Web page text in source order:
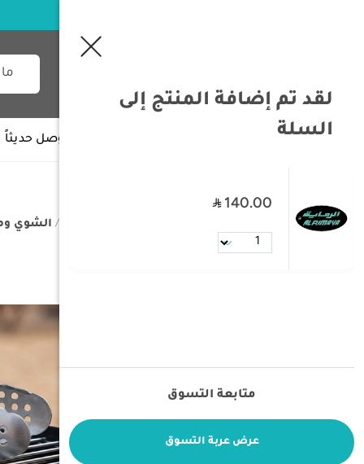
وصل حديثاً
/ الشوي
ملقط الشواء
لقد تم إضافة المنتج إلى
السلة
140.00
متابعة التسوق
عرض عربة التسوق